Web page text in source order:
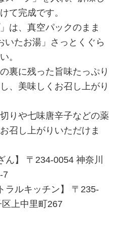
て完成です。
は、真空パックのまま
いたお湯」さっとくぐら
。
裏に残った旨味たっぷり
、美味しくお召し上がり
りや七味唐辛子などの薬
召し上がりいただけま
】 〒234-0054 神奈川
7
ラルキッチン】 〒235-
上中里町267